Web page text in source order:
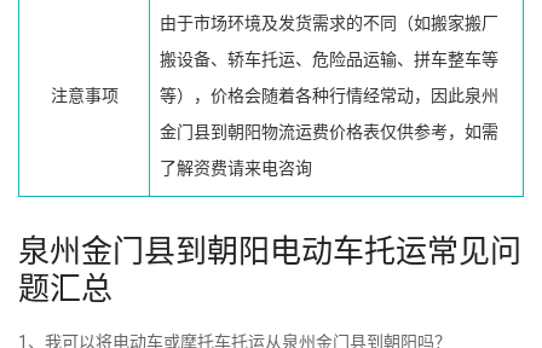
注意事项
由于市场环境及发货需求的不同（如搬家搬厂
搬设备、轿车托运、危险品运输、拼车整车等
等），价格会随着各种行情经常动，因此泉州
金门县到朝阳物流运费价格表仅供参考，如需
了解资费请来电咨询
泉州金门县到朝阳电动车托运常见问
题汇总
1、我可以将电动车或摩托车托运从泉州金门县到朝阳吗？